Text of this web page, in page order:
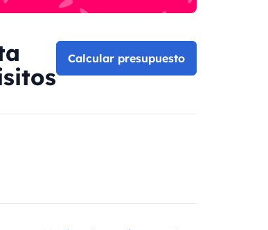
Calcular presupuesto